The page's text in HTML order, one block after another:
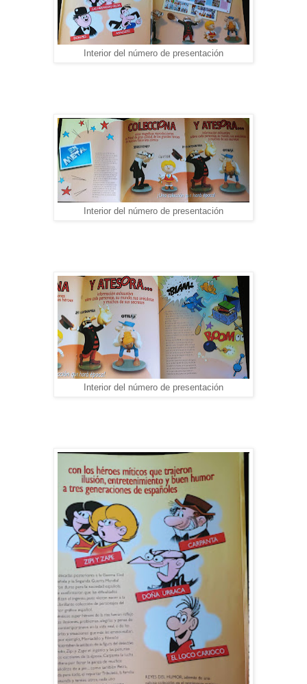
Interior del número de presentación
Interior del número de presentación
Interior del número de presentación